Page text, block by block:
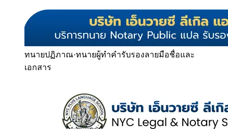
ทนายปฏิภาณ·ทนายผู้ทำคำรับรองลายมือชื่อและ
เอกสาร